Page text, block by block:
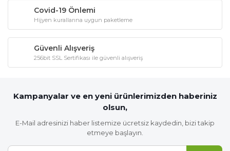
Covid-19 Önlemi
Hijyen kurallarına uygun paketleme
Güvenli Alışveriş
256bit SSL Sertifikası ile güvenli alışveriş
Kampanyalar ve en yeni ürünlerimizden haberiniz
olsun,
E-Mail adresinizi haber listemize ücretsiz kaydedin, bizi takip
etmeye başlayın.